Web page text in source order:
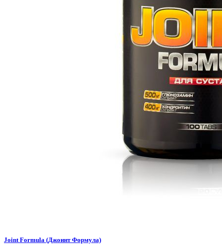
Joint Formula (Джоинт Формула)